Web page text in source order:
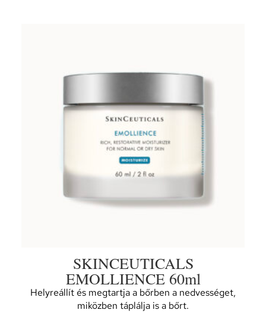
SKINCEUTICALS
EMOLLIENCE 60ml
Helyreállít és megtartja a bőrben a nedvességet,
miközben táplálja is a bőrt.